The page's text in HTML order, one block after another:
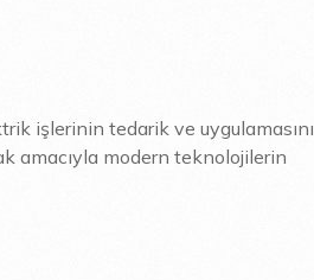
işlerinin tedarik ve uygulamasını
amacıyla modern teknolojilerin